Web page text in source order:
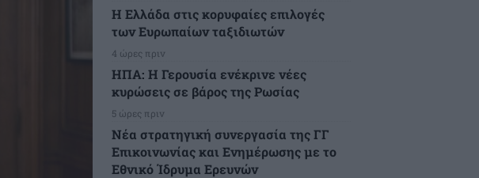
Η Ελλάδα στις κορυφαίες επιλογές
των Ευρωπαίων ταξιδιωτών
4 ώρες πριν
ΗΠΑ: Η Γερουσία ενέκρινε νέες
κυρώσεις σε βάρος της Ρωσίας
5 ώρες πριν
Νέα στρατηγική συνεργασία της ΓΓ
Επικοινωνίας και Ενημέρωσης με το
Εθνικό Ίδρυμα Ερευνών